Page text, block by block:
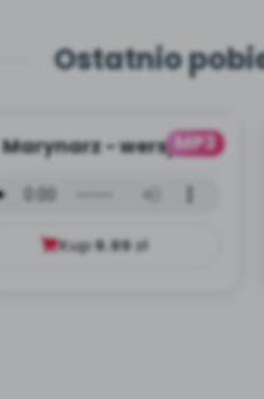
Ostatnio
MP3
Marynarz - wersja
Kup9.99zł